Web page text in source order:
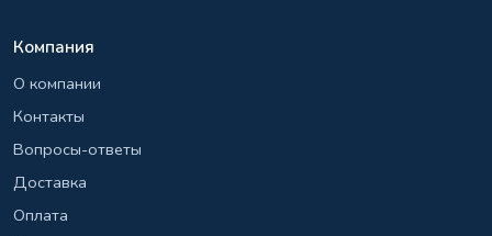
Компания
О компании
Контакты
Вопросы-ответы
Доставка
Оплата